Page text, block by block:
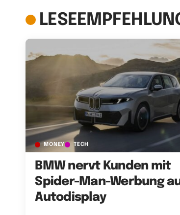
MONEY TECH
BMW nervt Kunden mit
Spider-Man-Werbung
Autodisplay